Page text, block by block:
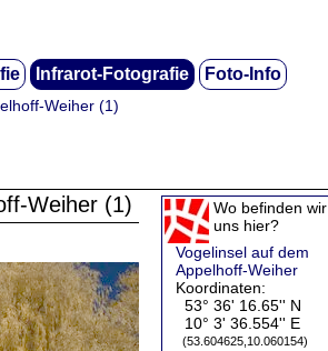
Infrarot-Fotografie Foto-Info
Weiher (1)
Weiher (1)
Wo befinden wir
uns hier?
Vogelinsel auf dem
Appelhoff-Weiher
Koordinaten:
53° 36' 16.65'' N
10° 3' 36.554'' E
(53.604625,10.060154)